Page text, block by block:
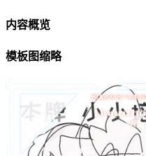
内容概览
模板图缩略